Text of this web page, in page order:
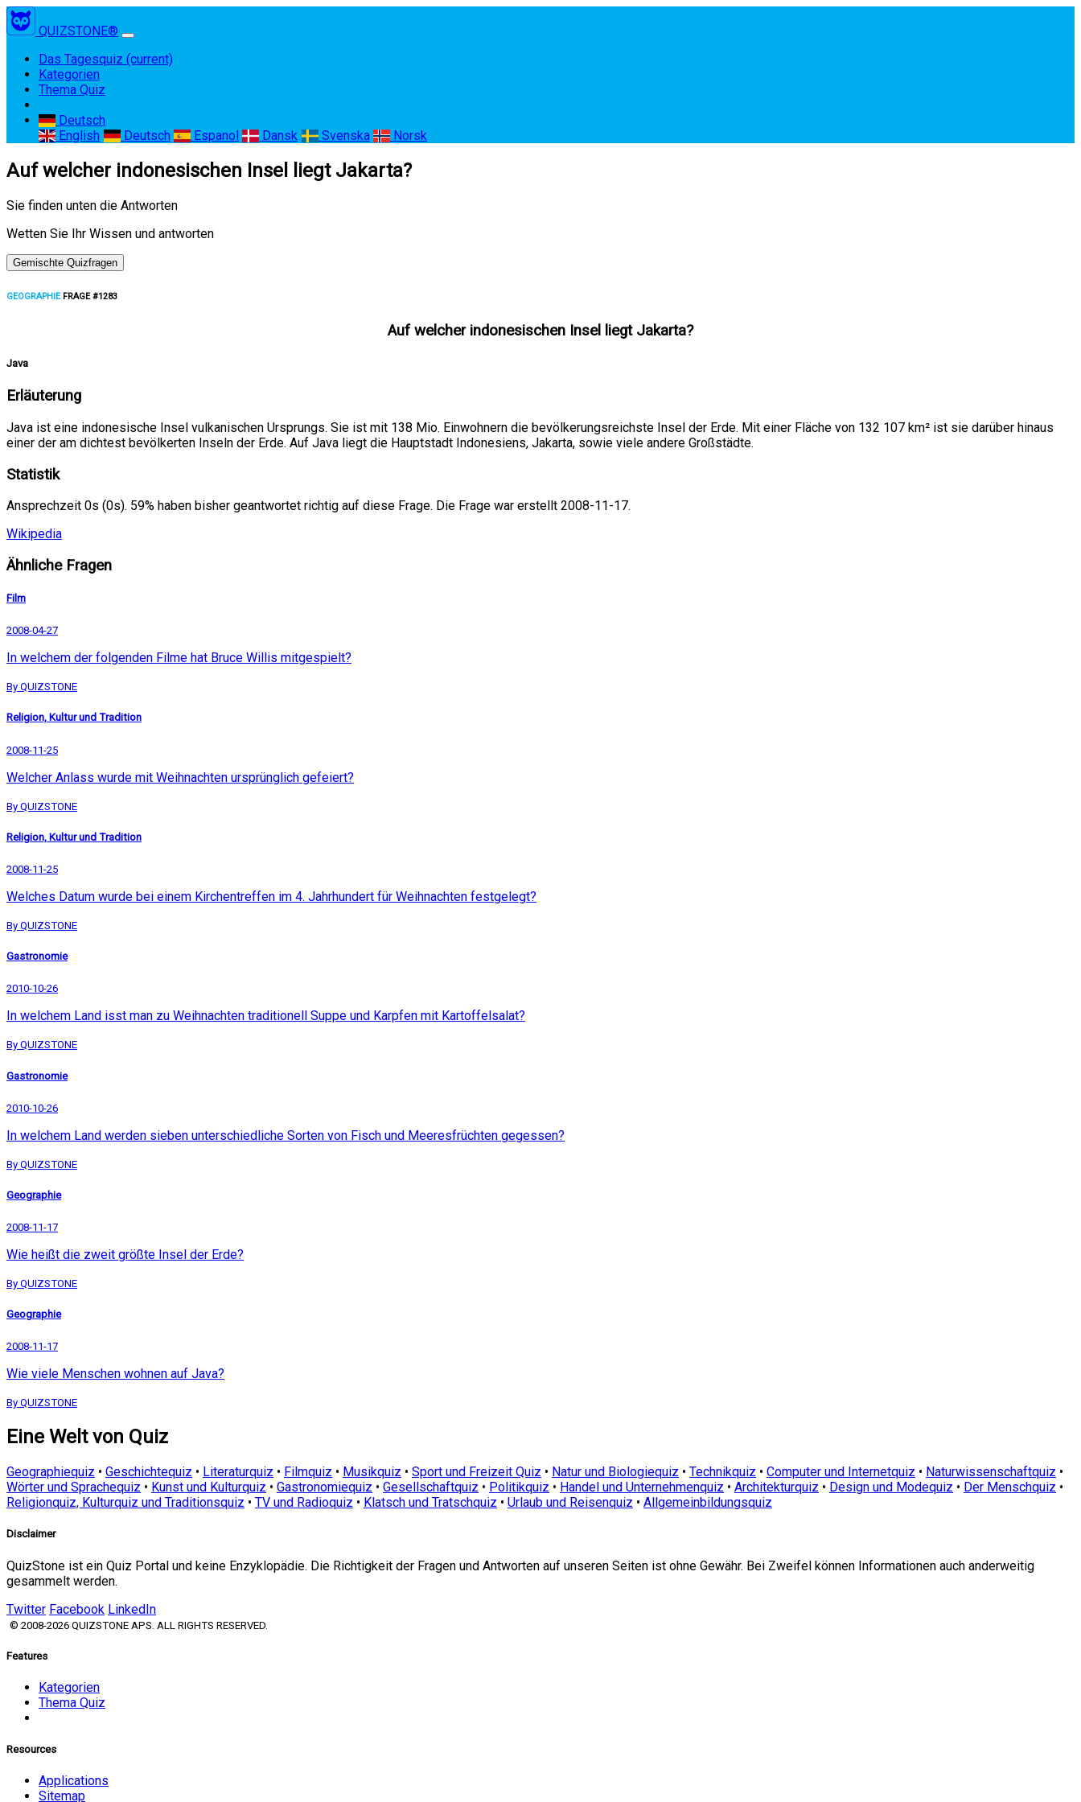
QUIZSTONE®
Das Tagesquiz (current)
Kategorien
Thema Quiz
Deutsch
English
Deutsch Espanol Dansk Svenska Norsk
Auf welcher indonesischen Insel liegt Jakarta?
Sie finden unten die Antworten
Wetten Sie Ihr Wissen und antworten
Gemischte Quizfragen
GEOGRAPHIEFRAGE #1283
Auf welcher indonesischen Insel liegt Jakarta?
Java
Erläuterung
Java ist eine indonesische Insel vulkanischen Ursprungs. Sie ist mit 138 Mio. Einwohnern die bevölkerungsreichste Insel der Erde. Mit einer Fläche von 132 107 km² ist sie darüber hinaus
einer der am dichtest bevölkerten Inseln der Erde. Auf Java liegt die Hauptstadt Indonesiens, Jakarta, sowie viele andere Großstädte.
Statistik
Ansprechzeit 0s (0s). 59% haben bisher geantwortet richtig auf diese Frage. Die Frage war erstellt 2008-11-17.
Wikipedia
Ähnliche Fragen
Film
2008-04-27
In welchem der folgenden Filme hat Bruce Willis mitgespielt?
By QUIZSTONE
Religion, Kultur und Tradition
2008-11-25
Welcher Anlass wurde mit Weihnachten ursprünglich gefeiert?
By QUIZSTONE
Religion, Kultur und Tradition
2008-11-25
Welches Datum wurde bei einem Kirchentreffen im 4. Jahrhundert für Weihnachten festgelegt?
By QUIZSTONE
Gastronomie
2010-10-26
In welchem Land isst man zu Weihnachten traditionell Suppe und Karpfen mit Kartoffelsalat?
By QUIZSTONE
Gastronomie
2010-10-26
In welchem Land werden sieben unterschiedliche Sorten von Fisch und Meeresfrüchten gegessen?
By QUIZSTONE
Geographie
2008-11-17
Wie heißt die zweit größte Insel der Erde?
By QUIZSTONE
Geographie
2008-11-17
Wie viele Menschen wohnen auf Java?
By QUIZSTONE
Eine Welt von Quiz
Geographiequiz • Geschichtequiz • Literaturquiz • Filmquiz • Musikquiz • Sport und Freizeit Quiz • Natur und Biologiequiz • Technikquiz • Computer und Internetquiz • Naturwissenschaftquiz •
Wörter und Sprachequiz • Kunst und Kulturquiz • Gastronomiequiz • Gesellschaftquiz • Politikquiz • Handel und Unternehmenquiz • Architekturquiz • Design und Modequiz • Der Menschquiz •
Religionquiz, Kulturquiz und Traditionsquiz • TV und Radioquiz • Klatsch und Tratschquiz • Urlaub und Reisenquiz • Allgemeinbildungsquiz
Disclaimer
QuizStone ist ein Quiz Portal und keine Enzyklopädie. Die Richtigkeit der Fragen und Antworten auf unseren Seiten ist ohne Gewähr. Bei Zweifel können Informationen auch anderweitig
gesammelt werden.
Twitter Facebook LinkedIn
© 2008-2026 QUIZSTONE APS. ALL RIGHTS RESERVED.
Features
Kategorien
Thema Quiz
Resources
Applications
Sitemap